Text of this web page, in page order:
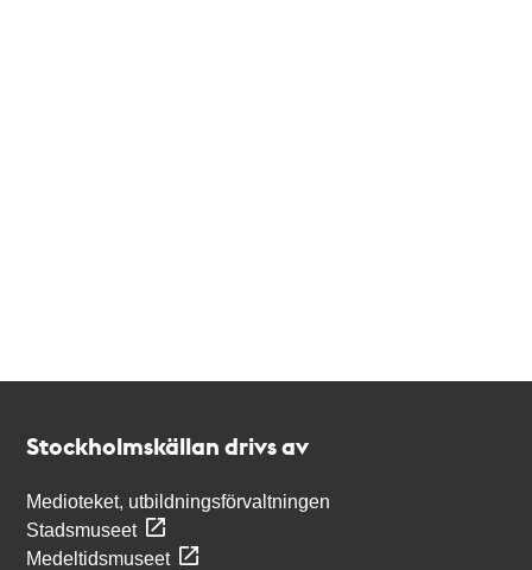
Stockholmskällan drivs av
Medioteket, utbildningsförvaltningen
Stadsmuseet
Medeltidsmuseet